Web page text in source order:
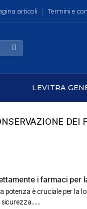
articoli Termini e
LEVITRA
DEI
i farmaci per
potenza è cruciale per la
sicurezza......